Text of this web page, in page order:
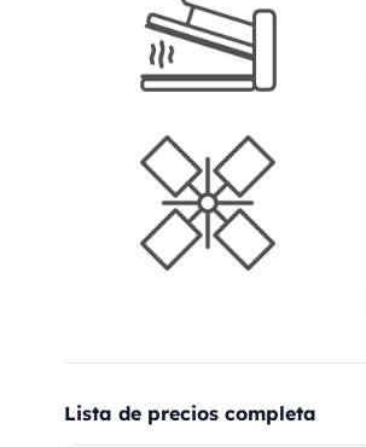
Lista de precios completa